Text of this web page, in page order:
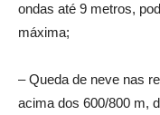
ondas até 9 metros,
máxima;
– Queda de neve nas
acima dos 600/800 m,